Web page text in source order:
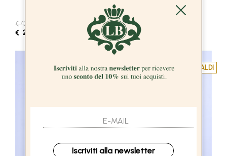
€ 424.00
€ 212.00
€ 412.00
€ 206.00
SALDI SALDI
Iscriviti alla newsletter